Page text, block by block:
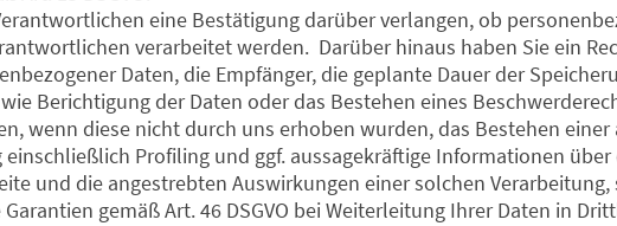
eine Bestätigung darüber verlangen, ob
verarbeitet werden. Darüber hinaus haben Sie ein
Daten, die Empfänger, die geplante Dauer der
Berichtigung der Daten oder das Bestehen eines
wenn diese nicht durch uns erhoben wurden, das Bestehen
Profiling und ggf. aussagekräftige Informationen
und die angestrebten Auswirkungen einer solchen Verarbeitung,
gemäß Art. 46 DSGVO bei Weiterleitung Ihrer Daten in